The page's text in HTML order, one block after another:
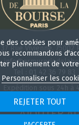
AJOUTER
37 Rue Vivienne, 75002
Retour sous 15 jours
des cookies pour
recommandons
pleinement de votre
Personnaliser les
REJETER TOUT